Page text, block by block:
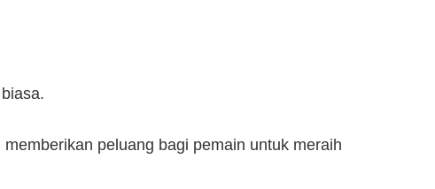
peluang bagi pemain untuk meraih